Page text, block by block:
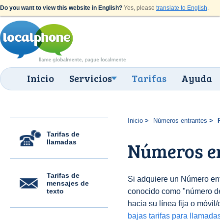
Do you want to view this website in English? Yes, please translate to English.
Inicio Servicios Tarifas Ayuda
Tarifas de
llamadas
Tarifas de
mensajes de
texto
Inicio Números entrantes
Números
Si adquiere un Número
conocido como "número
hacia su línea fija o
bajas tarifas para